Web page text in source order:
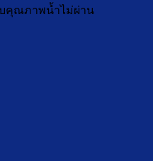
คุณภาพน้ำไม่ผ่าน